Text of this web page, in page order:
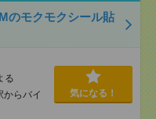
のモクモクシール貼
る
からバイ
気になる！